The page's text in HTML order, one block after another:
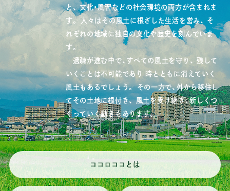
と、 文化・風習などの社会環境の両方が含まれま
す。
人々はその風土に根ざした生活を営み、
そ
れぞれの地域に独自の文化や歴史を刻んでいま
す。
過疎が進む中で、すべての風土を守り、
残して
いくことは不可能であり
時とともに消えていく
風土もあるでしょう。 その一方で、外から移住し
てその土地に根付き、 風土を受け継ぎ、新しくつ
くっていく動きもあります。
ココロココとは